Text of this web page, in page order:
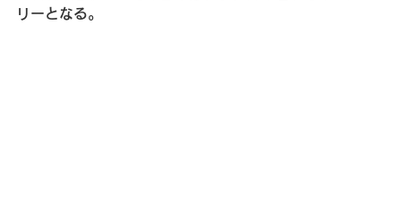
リーとなる。